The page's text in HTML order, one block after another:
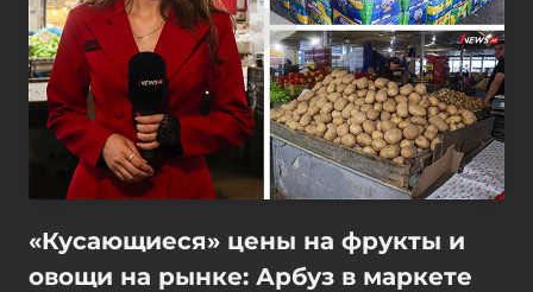
«Кусающиеся» цены на фрукты и
овощи на рынке: Арбуз в маркете